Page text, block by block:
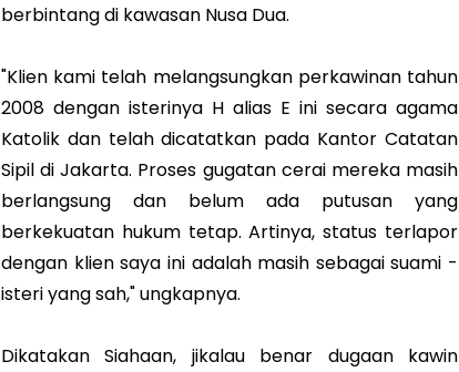
berbintang di kawasan Nusa Dua.
"Klien kami telah melangsungkan perkawinan tahun
2008 dengan isterinya H alias E ini secara agama
Katolik dan telah dicatatkan pada Kantor Catatan
Sipil di Jakarta. Proses gugatan cerai mereka masih
berlangsung dan belum ada putusan yang
berkekuatan hukum tetap. Artinya, status terlapor
dengan klien saya ini adalah masih sebagai suami -
isteri yang sah," ungkapnya.
Dikatakan Siahaan, jikalau benar dugaan kawin